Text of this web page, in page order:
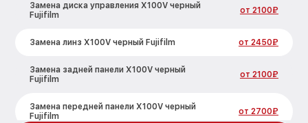
Замена диска управления X100V черный
Fujifilm
от 2100₽
Замена линз X100V черный Fujifilm от 2450₽
Замена задней панели X100V черный
Fujifilm
от 2100₽
Замена передней панели X100V черный
Fujifilm
от 2700₽